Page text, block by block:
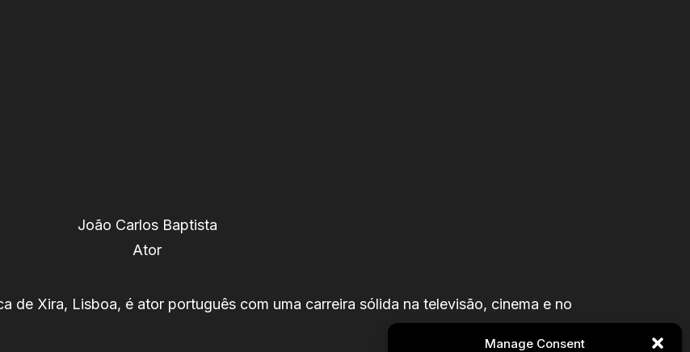
Manage Consent
João Carlos Baptista
Ator
de Xira, Lisboa, é ator português com uma carreira sólida na televisão, cinema e no